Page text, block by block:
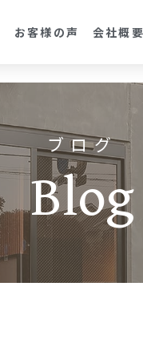
お客様の声 会社概要
ブログ
Blog